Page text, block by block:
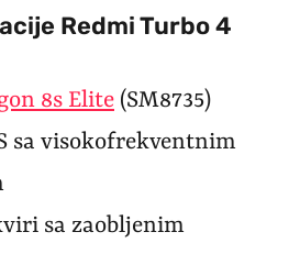
Redmi Turbo 4
8s Elite (SM8735)
sa visokofrekventnim
sa zaobljenim